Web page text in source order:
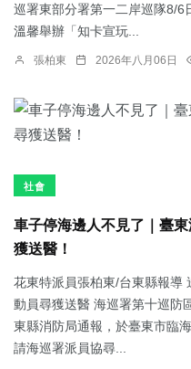
巡署東部分署第一二岸巡隊8/6
溫馨舉辦「知卡宣玩...
張柏東 2026年八月06日
社會
車子停海邊人不見了｜臺
獲送醫！
花東特派員張柏東/台東縣報導
動員尋獲送醫 海巡署第十巡防
東縣消防局通報，於臺東市臨
請海巡署派員協尋...